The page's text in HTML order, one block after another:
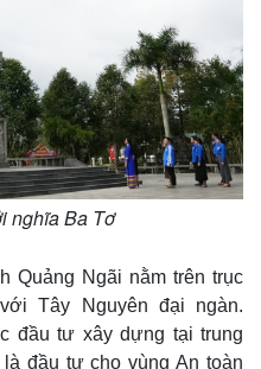
nghĩa Ba Tơ
Quảng Ngãi nằm trên trục
Tây Nguyên đại ngàn.
đầu tư xây dựng tại trung
đầu tư cho vùng An toàn